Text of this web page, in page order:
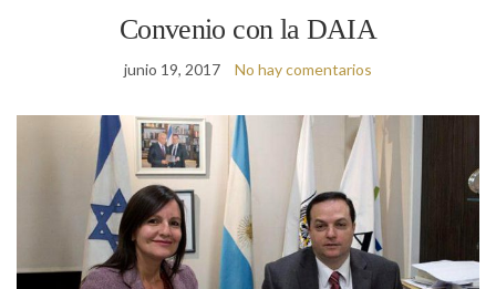
Convenio con la DAIA
junio 19, 2017 No hay comentarios